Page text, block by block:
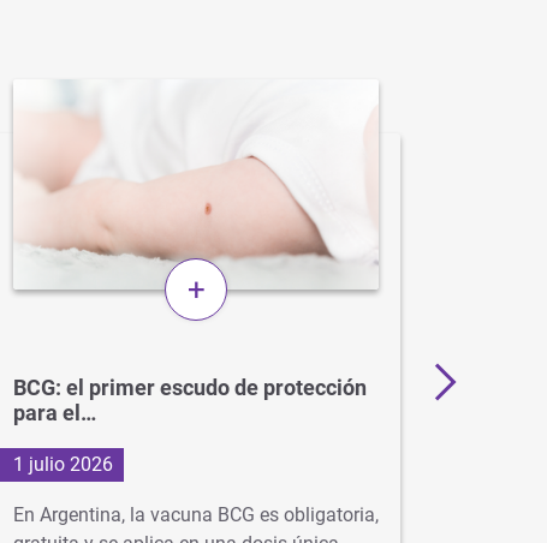
+
BCG: el primer escudo de protección
para el…
1 julio 2026
En Argentina, la vacuna BCG es obligatoria,